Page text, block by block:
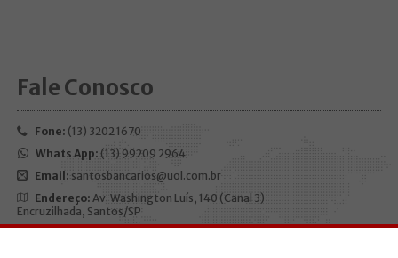
Fale Conosco
Fone: (13) 3202 1670
Whats App: (13) 99209 2964
Email: santosbancarios@uol.com.br
Endereço:Av. Washington Luís, 140 (Canal 3)
Encruzilhada, Santos/SP